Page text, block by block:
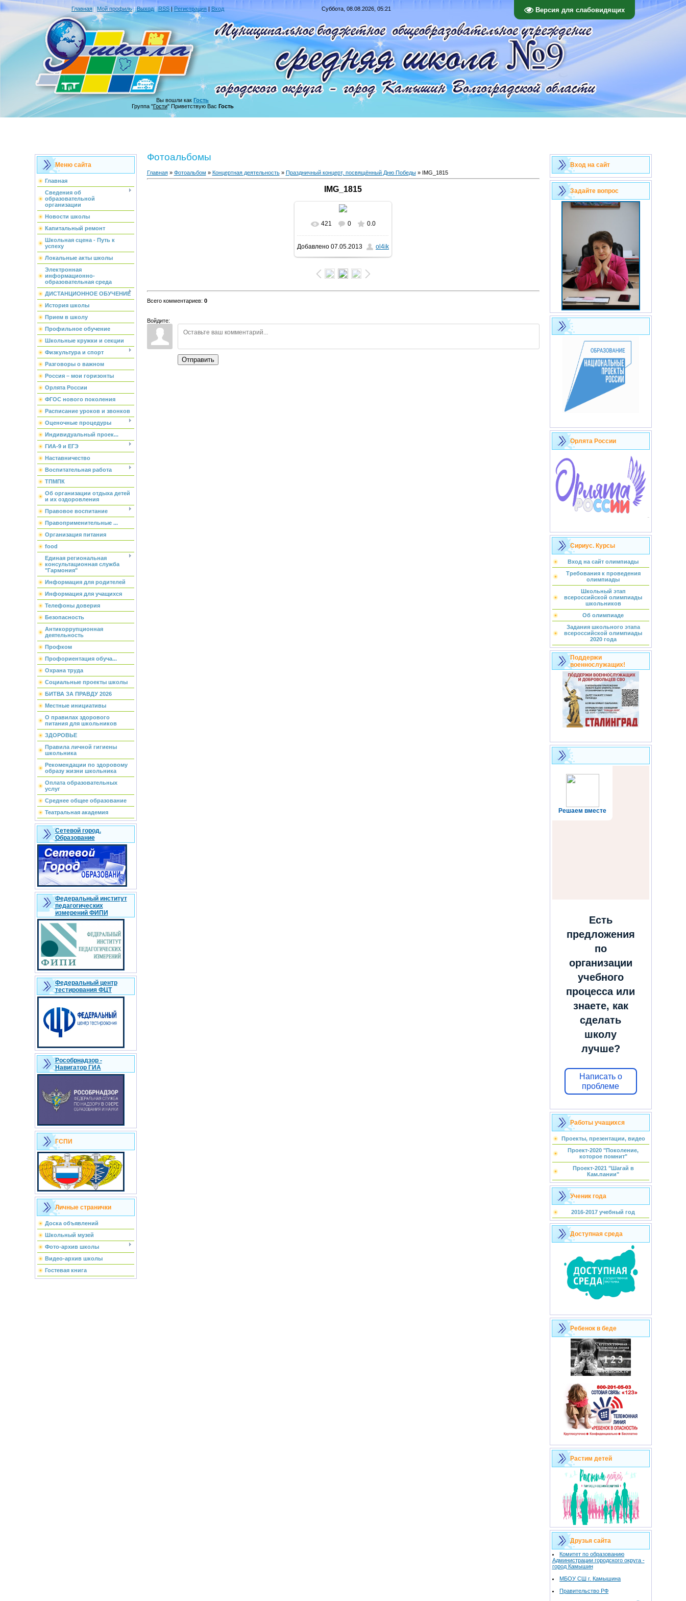
Версия для слабовидящих
Главная | Мой профиль|Выход| RSS| Регистрация | Вход Суббота, 08.08.2026, 05:21
Вы вошли как Гость
Группа "Гости" Приветствую Вас Гость
Меню сайта
Главная
Сведения об
образовательной
организации
Новости школы
Капитальный ремонт
Школьная сцена - Путь к
успеху
Локальные акты школы
Электронная
информационно-
образовательная среда
ДИСТАНЦИОННОЕ ОБУЧЕНИЕ
История школы
Прием в школу
Профильное обучение
Школьные кружки и секции
Физкультура и спорт
Разговоры о важном
Россия – мои горизонты
Орлята России
ФГОС нового поколения
Расписание уроков и звонков
Оценочные процедуры
Индивидуальный проек...
ГИА-9 и ЕГЭ
Наставничество
Воспитательная работа
ТПМПК
Об организации отдыха детей
и их оздоровления
Правовое воспитание
Правоприменительные ...
Организация питания
food
Единая региональная
консультационная служба
"Гармония"
Информация для родителей
Информация для учащихся
Телефоны доверия
Безопасность
Антикоррупционная
деятельность
Профком
Профориентация обуча...
Охрана труда
Социальные проекты школы
БИТВА ЗА ПРАВДУ 2026
Местные инициативы
О правилах здорового
питания для школьников
ЗДОРОВЬЕ
Правила личной гигиены
школьника
Рекомендации по здоровому
образу жизни школьника
Оплата образовательных
услуг
Среднее общее образование
Театральная академия
Сетевой город.
Образование
Федеральный институт
педагогических
измерений ФИПИ
Федеральный центр
тестирования ФЦТ
Рособрнадзор -
Навигатор ГИА
ГСПИ
Личные странички
Доска объявлений
Школьный музей
Фото-архив школы
Видео-архив школы
Гостевая книга
Фотоальбомы
Главная» Фотоальбом » Концертная деятельность» Праздничный концерт, посвящённый Дню Победы» IMG_1815
IMG_1815
В реальном размере
1600x1200/ 446.2Kb
421 0 0.0
Добавлено 07.05.2013 ol4ik
Всего комментариев: 0
Войдите:
Отправить
Вход на сайт
Задайте вопрос
Орлята России
Сириус. Курсы
Вход на сайт олимпиады
Требования к проведения
олимпиады
Школьный этап
всероссийской олимпиады
школьников
Об олимпиаде
Задания школьного этапа
всероссийской олимпиады
2020 года
Поддержи
военнослужащих!
Решаем вместе
Есть
предложения
по
организации
учебного
процесса или
знаете, как
сделать
школу
лучше?
Написать о
проблеме
Работы учащихся
Проекты, презентации, видео
Проект-2020 "Поколение,
которое помнит"
Проект-2021 "Шагай в
Кам.пании"
Ученик года
2016-2017 учебный год
Доступная среда
Ребенок в беде
Растим детей
Друзья сайта
Комитет по образованию
Администрации городского округа -
город Камышин
МБОУ СШ г. Камышина
Правительство РФ